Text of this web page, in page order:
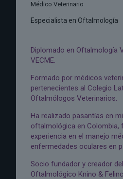
Médico Veterinario
Especialista en Oftalmología
Diplomado en Oftalmología
VECME.
Formado por médicos
pertenecientes al Colegio
Oftalmólogos Veterinarios.
Ha realizado pasantías en
oftalmológica en Colombia,
experiencia en el manejo
enfermedades oculares en
Socio fundador y creador
Oftalmológico Knino &